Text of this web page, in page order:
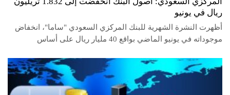
ريال في يونيو
أظهرت النشرة الشهرية للبنك المركزي السعودي "ساما"، انخفاض
موجوداته في يونيو الماضي بواقع 40 مليار ريال على أساس